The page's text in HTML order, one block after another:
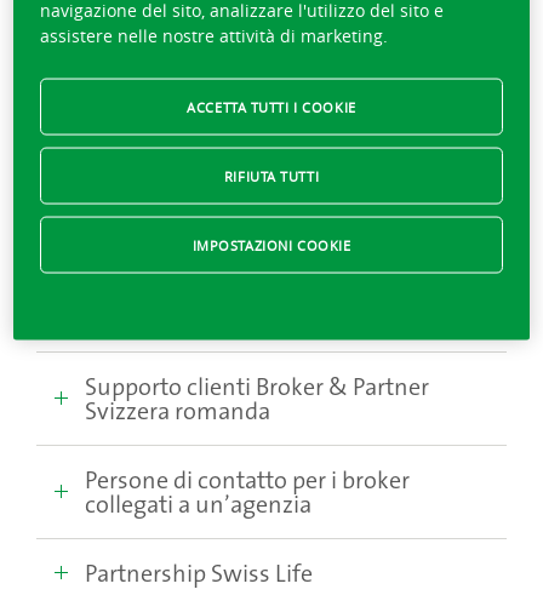
Contatti nella Svizzera
romanda
Responsabile Broker & Partner
Svizzera romanda
Supporto clienti Broker & Partner
Svizzera romanda
Persone di contatto per i broker
collegati a un’agenzia
Partnership Swiss Life
navigazione del sito, analizzare l'utilizzo del sito e
assistere nelle nostre attività di marketing.
RIFIUTA TUTTI
ACCETTA TUTTI I COOKIE
IMPOSTAZIONI COOKIE